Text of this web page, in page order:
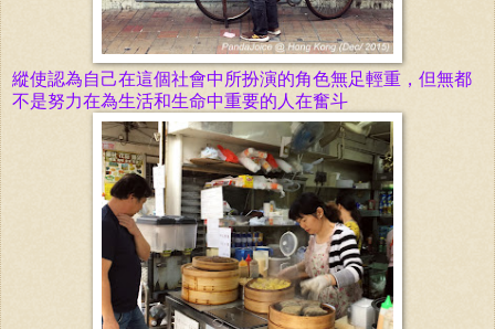
縱使認為自己在這個社會中所扮演的角色無足輕重，但無都
不是努力在為生活和生命中重要的人在奮斗